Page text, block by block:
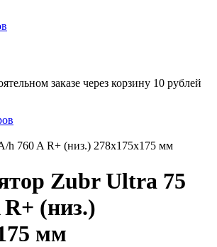
заказе через корзину 10 рублей
h 760 A R+ (низ.) 278x175x175 мм
Zubr Ultra 75
(низ.)
мм